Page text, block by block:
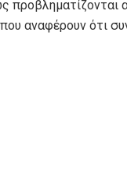
προβληματίζονται
αναφέρουν ότι